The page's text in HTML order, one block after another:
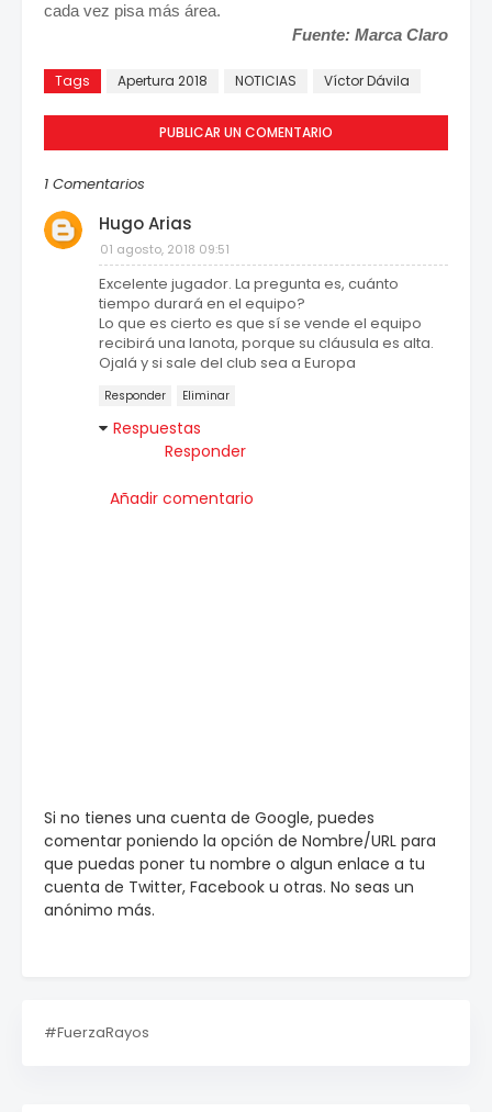
cada vez pisa más área.
Fuente: Marca Claro
Tags Apertura 2018 NOTICIAS Víctor Dávila
PUBLICAR UN COMENTARIO
1 Comentarios
Hugo Arias
01 agosto, 2018 09:51
Excelente jugador. La pregunta es, cuánto
tiempo durará en el equipo?
Lo que es cierto es que sí se vende el equipo
recibirá una lanota, porque su cláusula es alta.
Ojalá y si sale del club sea a Europa
Responder Eliminar
Respuestas
Responder
Añadir comentario
Si no tienes una cuenta de Google, puedes
comentar poniendo la opción de Nombre/URL para
que puedas poner tu nombre o algun enlace a tu
cuenta de Twitter, Facebook u otras. No seas un
anónimo más.
#FuerzaRayos